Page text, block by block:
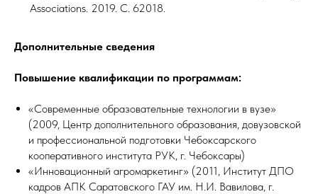
Associations. 2019. С. 62018.
Дополнительные сведения
Повышение квалификации по программам:
«Современные образовательные технологии в вузе»
(2009, Центр дополнительного образования, довузовской
и профессиональной подготовки Чебоксарского
кооперативного института РУК, г. Чебоксары)
«Инновационный агромаркетинг» (2011, Институт ДПО
кадров АПК Саратовского ГАУ им. Н.И. Вавилова, г.